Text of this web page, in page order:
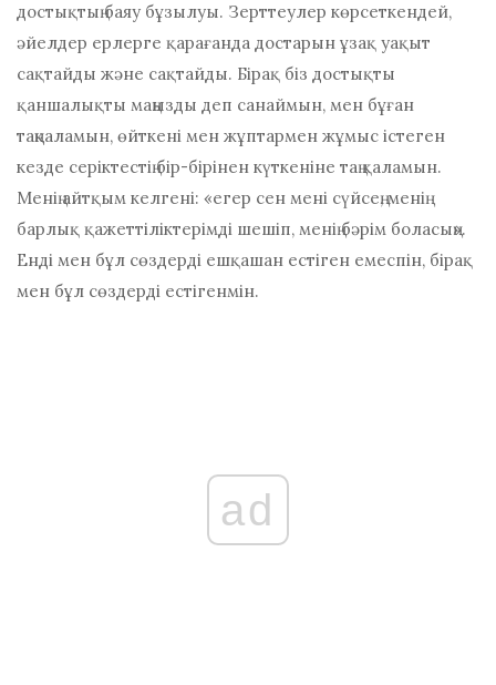
достықтың баяу бұзылуы. Зерттеулер көрсеткендей,
әйелдер ерлерге қарағанда достарын ұзақ уақыт
сақтайды және сақтайды. Бірақ біз достықты
қаншалықты маңызды деп санаймын, мен бұған
таңқаламын, өйткені мен жұптармен жұмыс істеген
кезде серіктестің бір-бірінен күткеніне таң қаламын.
Менің айтқым келгені: «егер сен мені сүйсең, менің
барлық қажеттіліктерімді шешіп, менің бәрім боласың».
Енді мен бұл сөздерді ешқашан естіген емеспін, бірақ
мен бұл сөздерді естігенмін.
ad